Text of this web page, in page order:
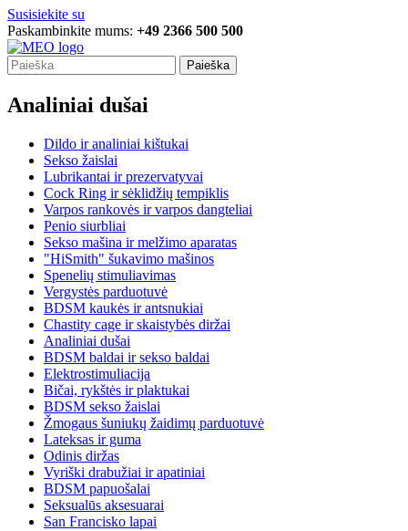
Susisiekite su
Paskambinkite mums: +49 2366 500 500
Paieška
Analiniai dušai
Dildo ir analiniai kištukai
Sekso žaislai
Lubrikantai ir prezervatyvai
Cock Ring ir sėklidžių tempiklis
Varpos rankovės ir varpos dangteliai
Penio siurbliai
Sekso mašina ir melžimo aparatas
"HiSmith" šukavimo mašinos
Spenelių stimuliavimas
Vergystės parduotuvė
BDSM kaukės ir antsnukiai
Chastity cage ir skaistybės diržai
Analiniai dušai
BDSM baldai ir sekso baldai
Elektrostimuliacija
Bičai, rykštės ir plaktukai
BDSM sekso žaislai
Žmogaus šuniukų žaidimų parduotuvė
Lateksas ir guma
Odinis diržas
Vyriški drabužiai ir apatiniai
BDSM papuošalai
Seksualūs aksesuarai
San Francisko lapai